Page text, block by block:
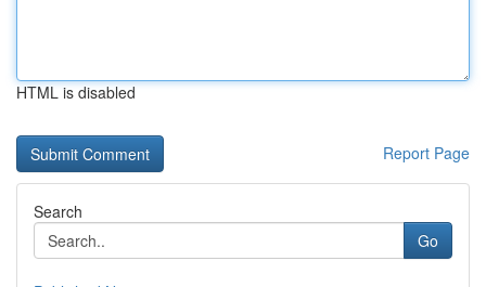
HTML is disabled
Report Page
Search
Go